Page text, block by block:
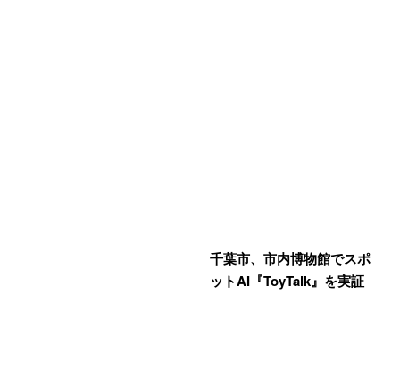
千葉市、市内博物館でスポ
ットAI『ToyTalk』を実証